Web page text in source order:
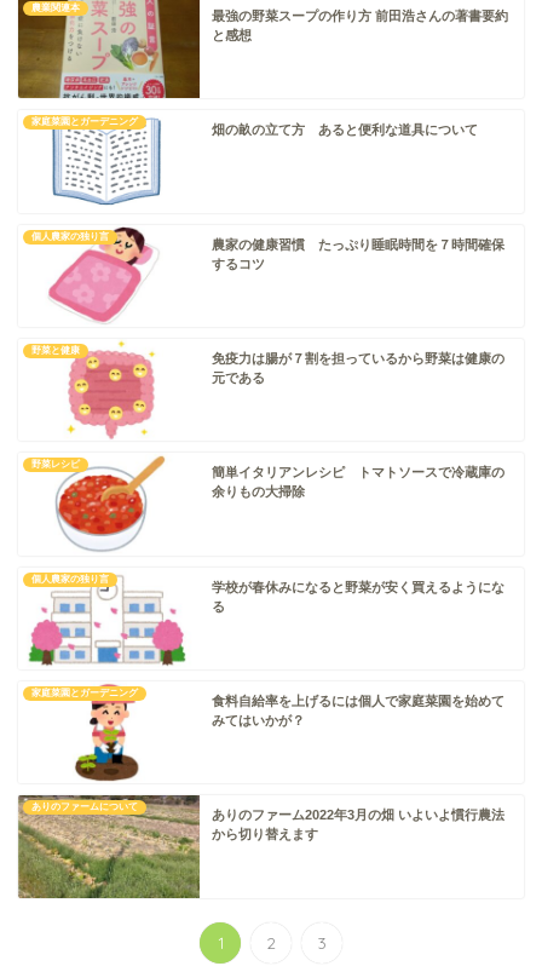
農業関連本
最強の野菜スープの作り方 前田浩さんの著書要約
と感想
家庭菜園とガーデニング
畑の畝の立て方 あると便利な道具について
個人農家の独り言
農家の健康習慣 たっぷり睡眠時間を７時間確保
するコツ
野菜と健康
免疫力は腸が７割を担っているから野菜は健康の
元である
野菜レシピ
簡単イタリアンレシピ トマトソースで冷蔵庫の
余りもの大掃除
個人農家の独り言
学校が春休みになると野菜が安く買えるようにな
る
家庭菜園とガーデニング
食料自給率を上げるには個人で家庭菜園を始めて
みてはいかが？
ありのファームについて
ありのファーム2022年3月の畑 いよいよ慣行農法
から切り替えます
1 2 3